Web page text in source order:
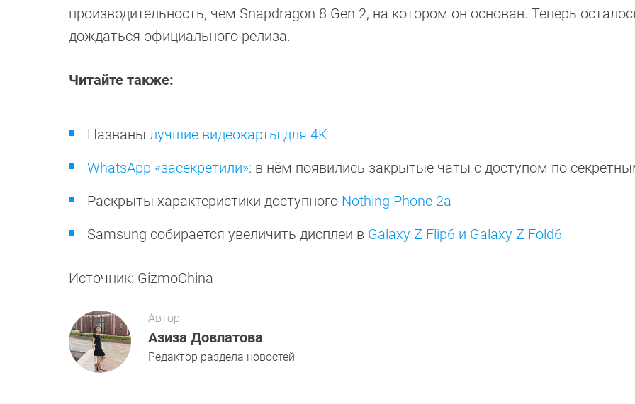
производительность, чем Snapdragon 8 Gen 2, на котором он основан. Теперь
дождаться официального релиза.
Читайте также:
Названы лучшие видеокарты для 4K
WhatsApp «засекретили»: в нём появились закрытые чаты с доступом по
Раскрыты характеристики доступного Nothing Phone 2a
Samsung собирается увеличить дисплеи в Galaxy Z Flip6 и Galaxy Z Fold6
Источник: GizmoChina
Автор
Азиза Довлатова
Редактор раздела новостей